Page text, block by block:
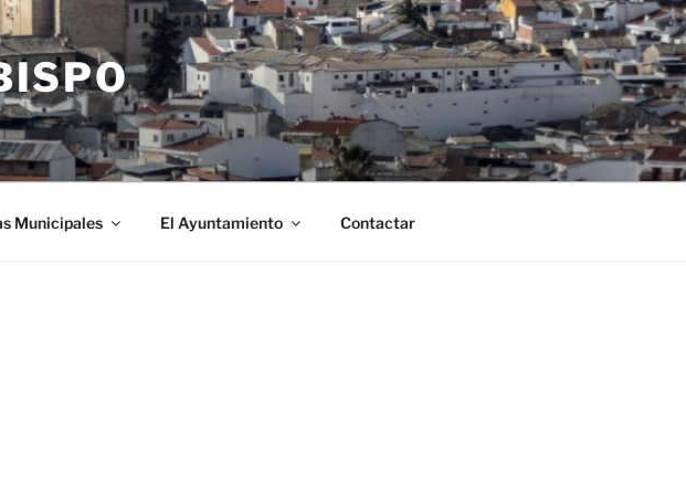
Municipales El Ayuntamiento Contactar